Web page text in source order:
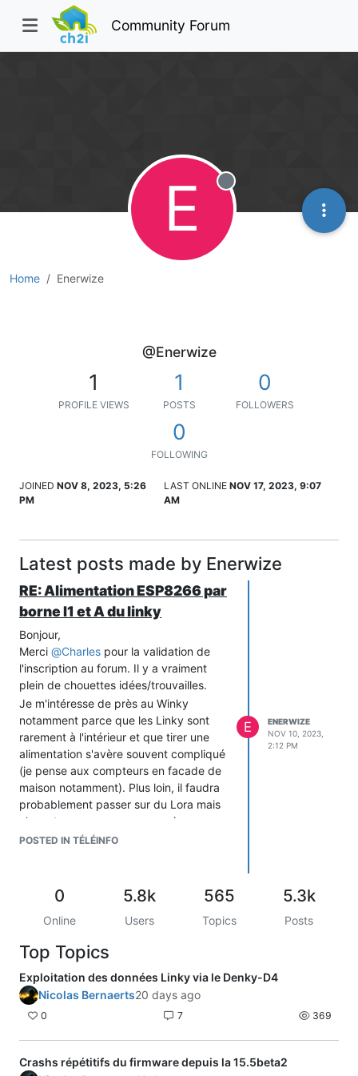
Community Forum
Home Enerwize
E Offline
@Enerwize
1
PROFILE VIEWS
1
POSTS
0
FOLLOWERS
0
FOLLOWING
JOINED NOV 8, 2023, 5:26
PM
LAST ONLINE NOV 17, 2023, 9:07
AM
Latest posts made by Enerwize
RE: Alimentation ESP8266 par
borne I1 et A du linky
Bonjour,
Merci @Charles pour la validation de
l'inscription au forum. Il y a vraiment
plein de chouettes idées/trouvailles.
Je m'intéresse de près au Winky
notamment parce que les Linky sont
rarement à l'intérieur et que tirer une
alimentation s'avère souvent compliqué
(je pense aux compteurs en facade de
maison notamment). Plus loin, il faudra
probablement passer sur du Lora mais
n'ayant encore aucune connaissance
avec cette techno, ca va attendre un
4 x 1N5817 (Vf de 450mV) et un condo
de 100nF.
Ouvert, j'ai 16,32V et en court-circuit,
Et pour terminer, avec une résistance
300ohm, U=5,75V et I=17,3mA, ce qui
nous fait environ 100mW. Cela semble
correct compte tenu de la perte de
tension de 0,9V dans le pont de Graetz.
J'ai reçu aujourd'hui les MCP1702
(format TO-92) et les AP2112 mais c'est
POSTED IN TÉLÉINFO
E
ENERWIZE
NOV 10, 2023,
2:12 PM
0
Online
5.8k
Users
565
Topics
5.3k
Posts
Top Topics
Exploitation des données Linky via le Denky-D4
Nicolas Bernaerts20 days ago
0 7 369
Crashs répétitifs du firmware depuis la 15.5beta2